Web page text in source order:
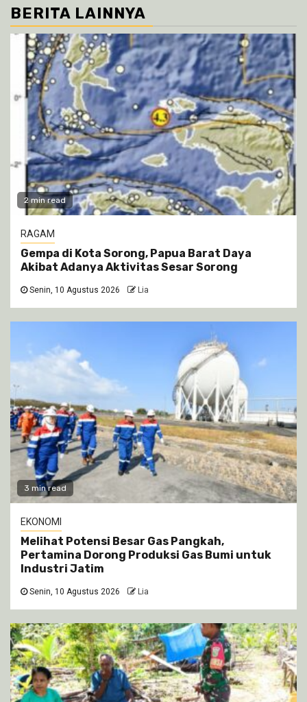
BERITA LAINNYA
2 min read
RAGAM
Gempa di Kota Sorong, Papua Barat Daya
Akibat Adanya Aktivitas Sesar Sorong
Senin, 10 Agustus 2026 Lia
3 min read
EKONOMI
Melihat Potensi Besar Gas Pangkah,
Pertamina Dorong Produksi Gas Bumi untuk
Industri Jatim
Senin, 10 Agustus 2026 Lia